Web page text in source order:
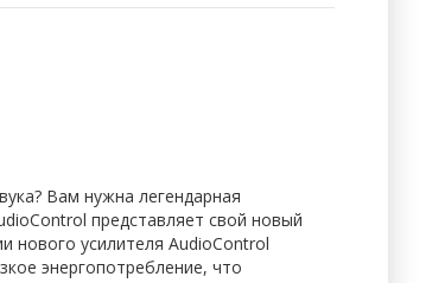
Вам нужна легендарная
представляет свой новый
нового усилителя AudioControl
энергопотребление, что